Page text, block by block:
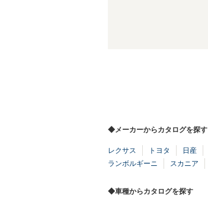
◆メーカーからカタログを探す
レクサス トヨタ 日産
ランボルギーニ
スカニア
◆車種からカタログを探す